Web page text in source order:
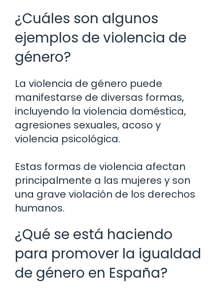
¿Cuáles son algunos
ejemplos de violencia de
género?
La violencia de género puede
manifestarse de diversas formas,
incluyendo la violencia doméstica,
agresiones sexuales, acoso y
violencia psicológica.
Estas formas de violencia afectan
principalmente a las mujeres y son
una grave violación de los derechos
humanos.
¿Qué se está haciendo
para promover la igualdad
de género en España?